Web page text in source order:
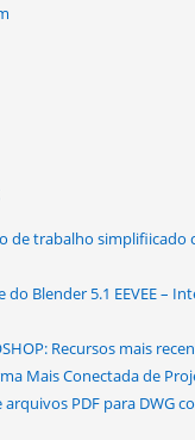
de trabalho simplifiicado
Blender 5.1 EEVEE –
Recursos mais
Mais Conectada de
PDF para DWG